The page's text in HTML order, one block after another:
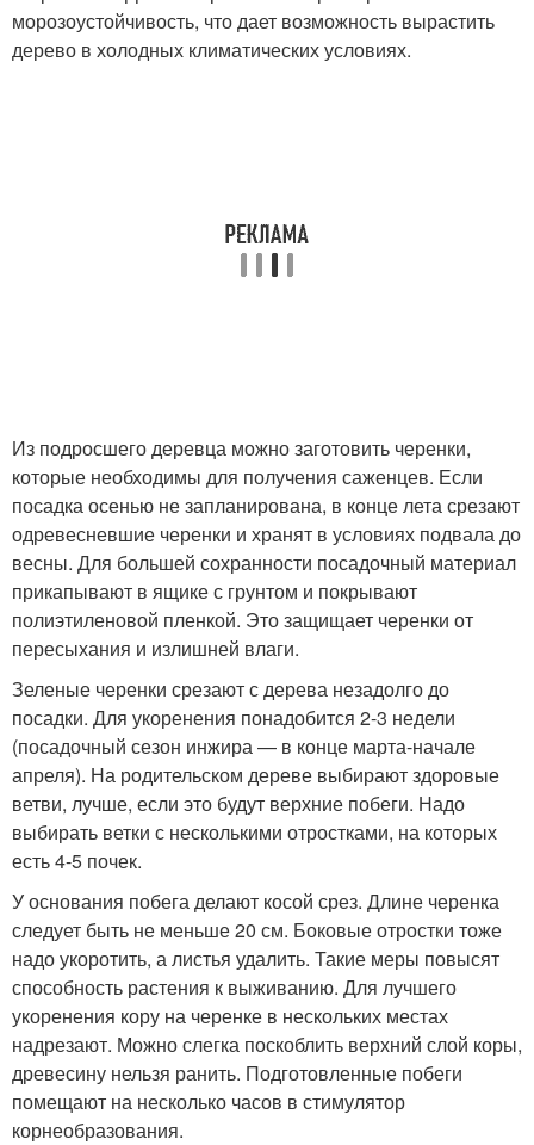
морозоустойчивость, что дает возможность вырастить
дерево в холодных климатических условиях.
Из подросшего деревца можно заготовить черенки,
которые необходимы для получения саженцев. Если
посадка осенью не запланирована, в конце лета срезают
одревесневшие черенки и хранят в условиях подвала до
весны. Для большей сохранности посадочный материал
прикапывают в ящике с грунтом и покрывают
полиэтиленовой пленкой. Это защищает черенки от
пересыхания и излишней влаги.
Зеленые черенки срезают с дерева незадолго до
посадки. Для укоренения понадобится 2-3 недели
(посадочный сезон инжира — в конце марта-начале
апреля). На родительском дереве выбирают здоровые
ветви, лучше, если это будут верхние побеги. Надо
выбирать ветки с несколькими отростками, на которых
есть 4-5 почек.
У основания побега делают косой срез. Длине черенка
следует быть не меньше 20 см. Боковые отростки тоже
надо укоротить, а листья удалить. Такие меры повысят
способность растения к выживанию. Для лучшего
укоренения кору на черенке в нескольких местах
надрезают. Можно слегка поскоблить верхний слой коры,
древесину нельзя ранить. Подготовленные побеги
помещают на несколько часов в стимулятор
корнеобразования.